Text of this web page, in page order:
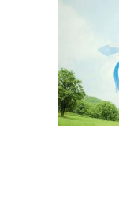
Вентиляция в